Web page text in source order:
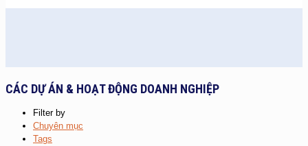
CÁC DỰ ÁN & HOẠT ĐỘNG DOANH NGHIỆP
Filter by
Chuyên mục
Tags